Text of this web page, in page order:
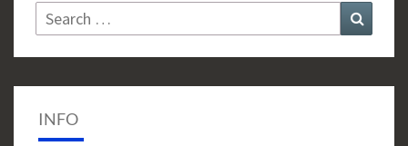
Search
for:
INFO